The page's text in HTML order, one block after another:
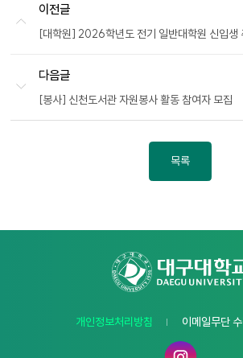
이전글
다음글
[봉사] 신천도서관 자원봉사 활동 참여자 모집
목록
개인정보처리방침
이메일무단